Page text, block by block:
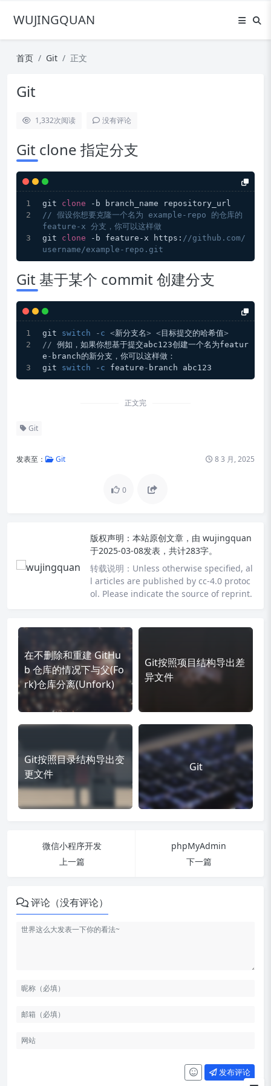
WUJINGQUAN
首页 Git 正文
Git
1,332次阅读 没有评论
Git clone 指定分支
git clone -b branch_name repository_url
// 假设你想要克隆一个名为 example-repo 的仓库的
feature-x 分支，你可以这样做
git clone -b feature-x https: //github.com/
username/example-repo.git
Git 基于某个 commit 创建分支
git switch - c <新分支名> <目标提交的哈希值>
// 例如，如果你想基于提交abc123创建一个名为featur
e - branch的新分支，你可以这样做：
git switch - c feature - branch abc123
正文完
Git
发表至： Git 8 3 月, 2025
0
版权声明： 本站原创文章，由 wujingquan
于2025-03-08发表，共计283字。
转载说明： Unless otherwise specified, al
l articles are published by cc-4.0 protoc
ol. Please indicate the source of reprint.
在不删除和重建 GitHu
b 仓库的情况下与父(Fo
rk)仓库分离(Unfork)
Git按照项目结构导出差
异文件
Git按照目录结构导出变
更文件
Git
微信小程序开发
上一篇
phpMyAdmin
下一篇
评论（没有评论）
发布评论
Git 基于某个 commit 创建分支